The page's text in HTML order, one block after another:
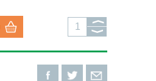
⟩
⟩